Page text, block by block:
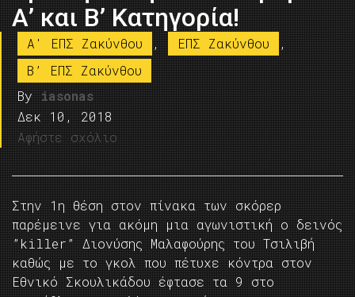
Α’ και Β’ Κατηγορία!
A' ΕΠΣ Ζακύνθου , ΕΠΣ Ζακύνθου
,
B’ ΕΠΣ Ζακύνθου
By iasonas
Δεκ 10, 2018
Αφήστε σχόλιο
Στην 1η θέση στον πίνακα των σκόρερ
παρέμεινε για ακόμη μια αγωνιστική ο δεινός
”killer” Διονύσης Μαλαφούρης του Τσιλιβή
καθώς με το γκολ που πέτυχε κόντρα στον
Εθνικό Σκουλικάδου έφτασε τα 9 στο